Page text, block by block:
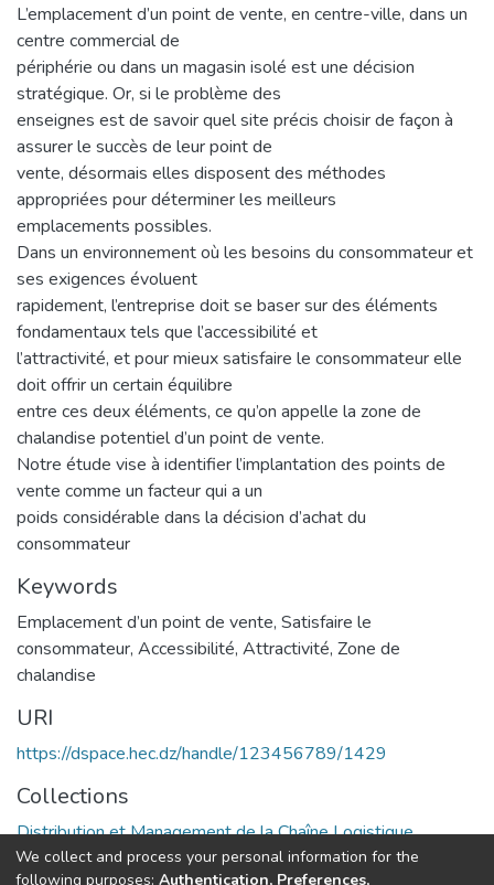
L’emplacement d’un point de vente, en centre-ville, dans un
centre commercial de
périphérie ou dans un magasin isolé est une décision
stratégique. Or, si le problème des
enseignes est de savoir quel site précis choisir de façon à
assurer le succès de leur point de
vente, désormais elles disposent des méthodes
appropriées pour déterminer les meilleurs
emplacements possibles.
Dans un environnement où les besoins du consommateur et
ses exigences évoluent
rapidement, l’entreprise doit se baser sur des éléments
fondamentaux tels que l’accessibilité et
l’attractivité, et pour mieux satisfaire le consommateur elle
doit offrir un certain équilibre
entre ces deux éléments, ce qu’on appelle la zone de
chalandise potentiel d’un point de vente.
Notre étude vise à identifier l’implantation des points de
vente comme un facteur qui a un
poids considérable dans la décision d’achat du
consommateur
Keywords
Emplacement d’un point de vente, Satisfaire le
consommateur, Accessibilité, Attractivité, Zone de
chalandise
URI
https://dspace.hec.dz/handle/123456789/1429
Collections
Distribution et Management de la Chaîne Logistique
We collect and process your personal information for the
following purposes: Authentication, Preferences,